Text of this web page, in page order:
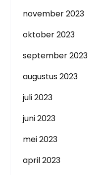
november 2023
oktober 2023
september 2023
augustus 2023
juli 2023
juni 2023
mei 2023
april 2023